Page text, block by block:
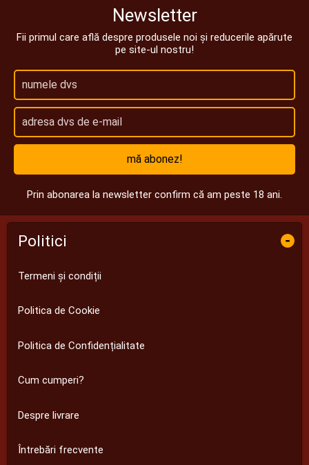
Newsletter
Fii primul care află despre produsele noi și reducerile apărute
pe site-ul nostru!
mă abonez!
Prin abonarea la newsletter confirm că am peste 18 ani.
Politici -
Termeni și condiții
Politica de Cookie
Politica de Confidențialitate
Cum cumperi?
Despre livrare
Întrebări frecvente